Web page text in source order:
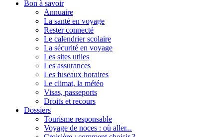
Bon à savoir
Annuaire
La santé en voyage
Rester connecté
Le calendrier scolaire
La sécurité en voyage
Les sites utiles
Les assurances
Les fuseaux horaires
Le climat, la météo
Visas, passeports
Droits et recours
Dossiers
Tourisme responsable
Voyage de noces : où aller...